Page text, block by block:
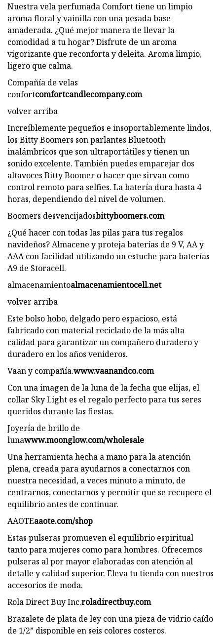
Nuestra vela perfumada Comfort tiene un limpio
aroma floral y vainilla con una pesada base
amaderada. ¿Qué mejor manera de llevar la
comodidad a tu hogar? Disfrute de un aroma
vigorizante que reconforta y deleita. Aroma limpio,
ligero que calma.
Compañía de velas
confortcomfortcandlecompany.com
volver arriba
Increíblemente pequeños e insoportablemente lindos,
los Bitty Boomers son parlantes Bluetooth
inalámbricos que son ultraportátiles y tienen un
sonido excelente. También puedes emparejar dos
altavoces Bitty Boomer o hacer que sirvan como
control remoto para selfies. La batería dura hasta 4
horas, dependiendo del nivel de volumen.
Boomers desvencijadosbittyboomers.com
¿Qué hacer con todas las pilas para tus regalos
navideños? Almacene y proteja baterías de 9 V, AA y
AAA con facilidad utilizando un estuche para baterías
A9 de Storacell.
almacenamientoalmacenamientocell.net
volver arriba
Este bolso hobo, delgado pero espacioso, está
fabricado con material reciclado de la más alta
calidad para garantizar un compañero duradero y
duradero en los años venideros.
Vaan y compañía.www.vaanandco.com
Con una imagen de la luna de la fecha que elijas, el
collar Sky Light es el regalo perfecto para tus seres
queridos durante las fiestas.
Joyería de brillo de
lunawww.moonglow.com/wholesale
Una herramienta hecha a mano para la atención
plena, creada para ayudarnos a conectarnos con
nuestra necesidad, a veces minuto a minuto, de
centrarnos, conectarnos y permitir que se recupere el
equilibrio antes de continuar.
AAOTEaaote.com/shop
Estas pulseras promueven el equilibrio espiritual
tanto para mujeres como para hombres. Ofrecemos
pulseras al por mayor elaboradas con atención al
detalle y calidad superior. Eleva tu tienda con nuestros
accesorios de moda.
Rola Direct Buy Inc.roladirectbuy.com
Brazalete de plata de ley con una pieza de vidrio caído
de 1/2” disponible en seis colores costeros.